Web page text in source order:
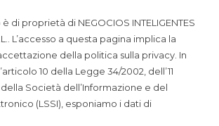
di proprietà di NEGOCIOS INTELIGENTES
L’accesso a questa pagina implica la
della politica sulla privacy. In
10 della Legge 34/2002, dell’11
della Società dell’Informazione e del
(LSSI), esponiamo i dati di